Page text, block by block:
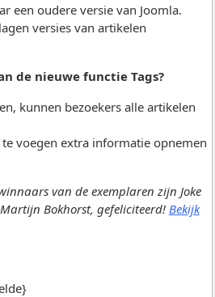
een oudere versie van Joomla.
versies van artikelen
de nieuwe functie Tags?
kunnen bezoekers alle artikelen
voegen extra informatie opnemen
van de exemplaren zijn Joke
Bokhorst, gefeliciteerd! Bekijk